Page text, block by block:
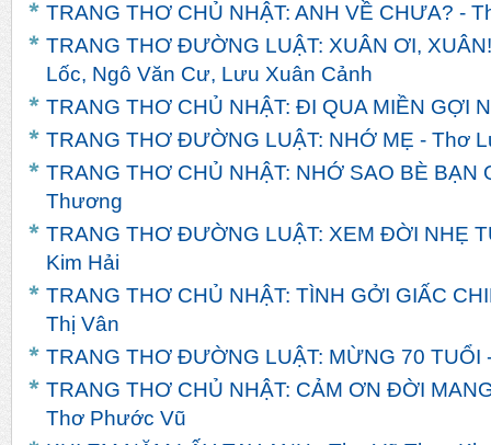
TRANG THƠ CHỦ NHẬT: ANH VỀ CHƯA? -
TRANG THƠ ĐƯỜNG LUẬT: XUÂN ƠI,
Lốc, Ngô Văn Cư, Lưu Xuân Cảnh
TRANG THƠ CHỦ NHẬT: ĐI QUA MIỀN GỢI
TRANG THƠ ĐƯỜNG LUẬT: NHỚ MẸ - Thơ
TRANG THƠ CHỦ NHẬT: NHỚ SAO BÈ BẠN
Thương
TRANG THƠ ĐƯỜNG LUẬT: XEM ĐỜI NHẸ
Kim Hải
TRANG THƠ CHỦ NHẬT: TÌNH GỞI GIẤC
Thị Vân
TRANG THƠ ĐƯỜNG LUẬT: MỪNG 70 TUỔI
TRANG THƠ CHỦ NHẬT: CẢM ƠN ĐỜI
Thơ Phước Vũ